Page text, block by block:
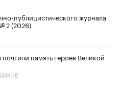
публицистического журнала
2 (2026)
память героев Великой